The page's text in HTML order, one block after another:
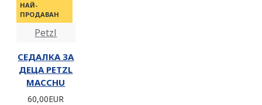
НАЙ-
ПРОДАВАН
Petzl
СЕДАЛКА ЗА
ДЕЦА PETZL
MACCHU
60,00EUR